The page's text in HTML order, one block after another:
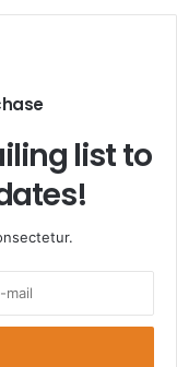
list to